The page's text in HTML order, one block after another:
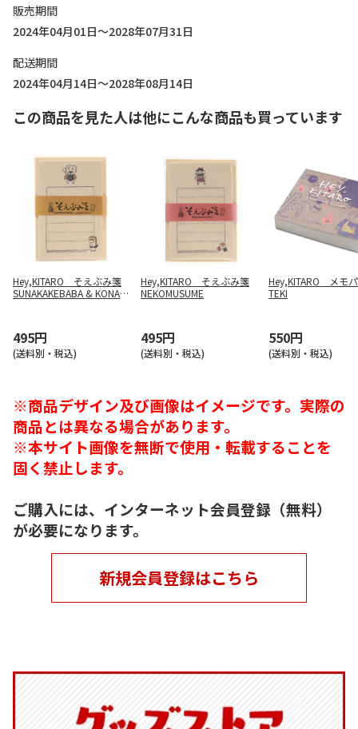
販売期間
2024年04月01日～2028年07月31日
配送期間
2024年04月14日～2028年08月14日
この商品を見た人は他にこんな商品も買っています
Hey,KITARO そえぶみ箋
SUNAKAKEBABA & KONAKI
495円
(送料別・税込)
Hey,KITARO そえぶみ箋
NEKOMUSUME
495円
(送料別・税込)
Hey,KITARO メモ
TEKI
550円
(送料別・税込)
※商品デザイン及び画像はイメージです。実際の
商品とは異なる場合があります。
※本サイト画像を無断で使用・転載することを
固く禁止します。
ご購入には、インターネット会員登録（無料）
が必要になります。
新規会員登録はこちら